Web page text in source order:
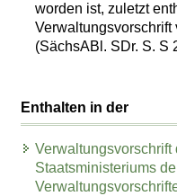
worden ist, zuletzt
Verwaltungsvorschrift
(SächsABl. SDr. S. S
Enthalten in der
Verwaltungsvorschrift
Staatsministeriums